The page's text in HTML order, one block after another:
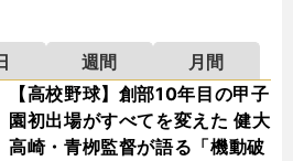
週間
月間
【高校野球】創部10年目の甲子
園初出場がすべてを変えた 健大
高崎・青栁監督が語る「機動破